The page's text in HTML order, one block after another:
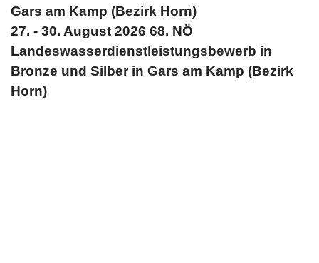
Gars am Kamp (Bezirk Horn)
27. - 30. August 2026 68. NÖ
Landeswasserdienstleistungsbewerb in
Bronze und Silber in Gars am Kamp (Bezirk
Horn)